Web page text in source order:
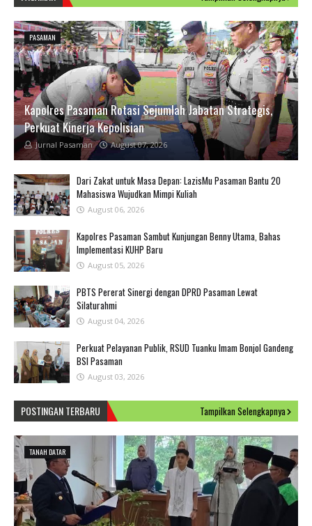
PASAMAN
Kapolres Pasaman Rotasi Sejumlah Jabatan Strategis,
Perkuat Kinerja Kepolisian
Jurnal Pasaman August 07, 2026
Dari Zakat untuk Masa Depan: LazisMu Pasaman Bantu 20
Mahasiswa Wujudkan Mimpi Kuliah
August 06, 2026
Kapolres Pasaman Sambut Kunjungan Benny Utama, Bahas
Implementasi KUHP Baru
August 05, 2026
PBTS Pererat Sinergi dengan DPRD Pasaman Lewat
Silaturahmi
August 04, 2026
Perkuat Pelayanan Publik, RSUD Tuanku Imam Bonjol Gandeng
BSI Pasaman
August 03, 2026
POSTINGAN TERBARU Tampilkan Selengkapnya
TANAH DATAR